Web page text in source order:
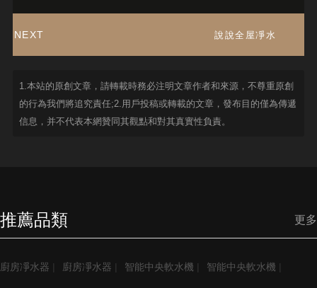
NEXT 說說全屋凈水
1.本站的原創文章，請轉載時務必注明文章作者和來源，不尊重原創
的行為我們將追究責任;2.用戶投稿或轉載的文章，發布目的僅為傳遞
信息，并不代表本網贊同其觀點和對其真實性負責。
推薦品類 更多
廚房凈水器 廚房凈水器 智能中央軟水機 智能中央軟水機